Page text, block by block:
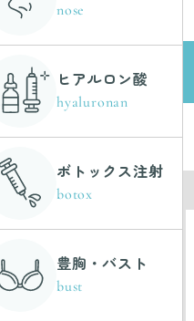
nose
ヒアルロン酸
hyaluronan
ボトックス注射
botox
豊胸・バスト
bust